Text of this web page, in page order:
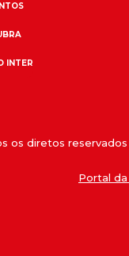
INTER
os diretos
Portal